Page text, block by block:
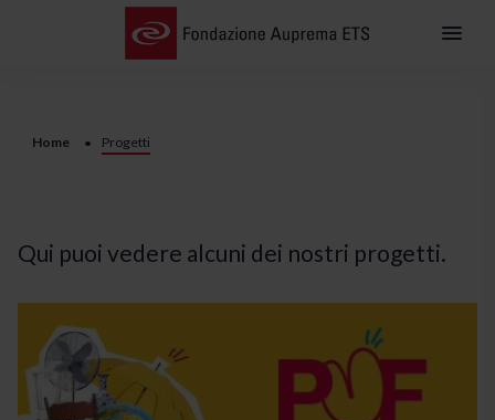
Home Progetti
Qui puoi vedere alcuni dei nostri progetti.